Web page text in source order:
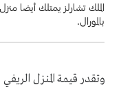
الملك تشارلز يمتلك أيضا
بالمورال.